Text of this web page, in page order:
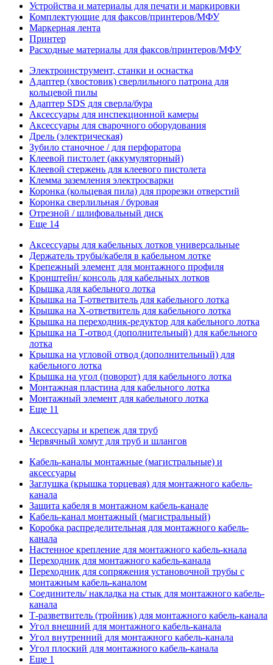
Устройства и материалы для печати и маркировки
Комплектующие для факсов/принтеров/МФУ
Маркерная лента
Принтер
Расходные материалы для факсов/принтеров/МФУ
Электроинструмент, станки и оснастка
Адаптер (хвостовик) сверлильного патрона для
кольцевой пилы
Адаптер SDS для сверла/бура
Аксессуары для инспекционной камеры
Аксессуары для сварочного оборудования
Дрель (электрическая)
Зубило станочное / для перфоратора
Клеевой пистолет (аккумуляторный)
Клеевой стержень для клеевого пистолета
Клемма заземления электросварки
Коронка (кольцевая пила) для прорезки отверстий
Коронка сверлильная / буровая
Отрезной / шлифовальный диск
Еще 14
Аксессуары для кабельных лотков универсальные
Держатель трубы/кабеля в кабельном лотке
Крепежный элемент для монтажного профиля
Кронштейн/ консоль для кабельных лотков
Крышка для кабельного лотка
Крышка на T-ответвитель для кабельного лотка
Крышка на X-ответвитель для кабельного лотка
Крышка на переходник-редуктор для кабельного лотка
Крышка на Т-отвод (дополнительный) для кабельного
лотка
Крышка на угловой отвод (дополнительный) для
кабельного лотка
Крышка на угол (поворот) для кабельного лотка
Монтажная пластина для кабельного лотка
Монтажный элемент для кабельного лотка
Еще 11
Аксессуары и крепеж для труб
Червячный хомут для труб и шлангов
Кабель-каналы монтажные (магистральные) и
аксессуары
Заглушка (крышка торцевая) для монтажного кабель-
канала
Защита кабеля в монтажном кабель-канале
Кабель-канал монтажный (магистральный)
Коробка распределительная для монтажного кабель-
канала
Настенное крепление для монтажного кабель-кнала
Переходник для монтажного кабель-канала
Переходник для сопряжения установочной трубы с
монтажным кабель-каналом
Соединитель/ накладка на стык для монтажного кабель-
канала
Т-разветвитель (тройник) для монтажного кабель-канала
Угол внешний для монтажного кабель-канала
Угол внутренний для монтажного кабель-канала
Угол плоский для монтажного кабель-канала
Еще 1